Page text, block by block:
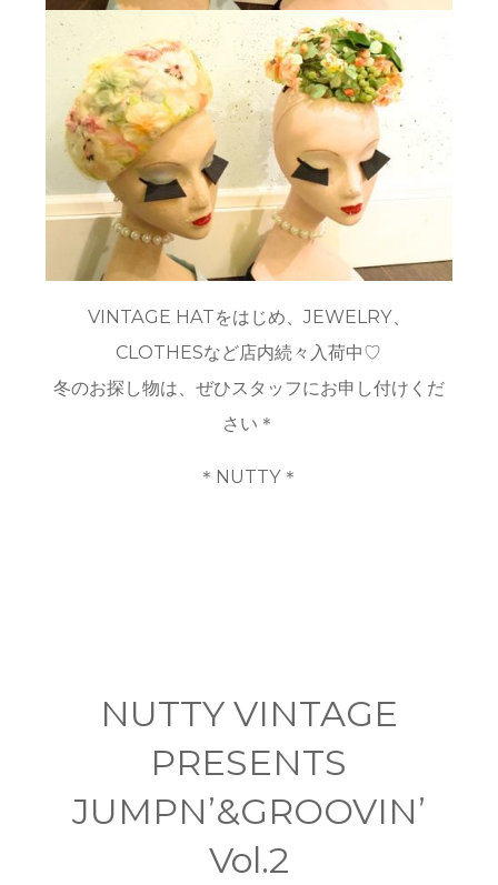
VINTAGE HATをはじめ、JEWELRY、
CLOTHESなど店内続々入荷中♡
冬のお探し物は、ぜひスタッフにお申し付けくだ
さい＊
＊NUTTY＊
NUTTY VINTAGE
PRESENTS
JUMPN’&GROOVIN’
Vol.2